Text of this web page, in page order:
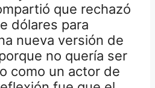
que rechazó
dólares para
nueva versión de
no quería ser
como un actor de